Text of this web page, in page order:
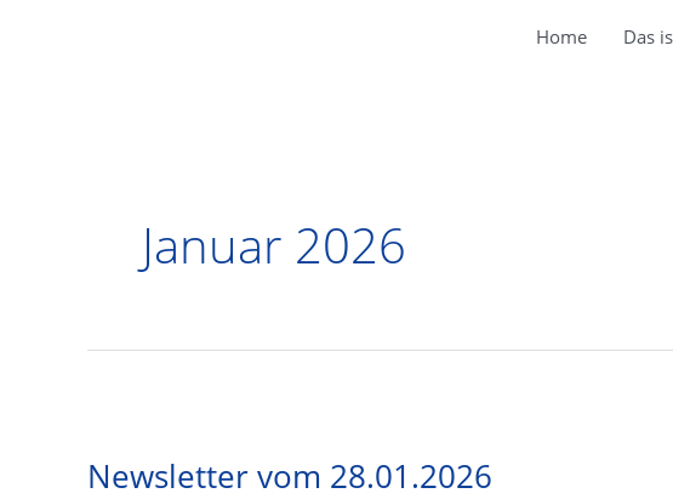
Home Das
Januar 2026
Newsletter vom 28.01.2026